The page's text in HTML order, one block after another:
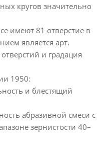
кругов значительно
имеют 81 отверстие в
является арт.
и градация
1950:
и блестящий
абразивной смеси с
зернистости 40–